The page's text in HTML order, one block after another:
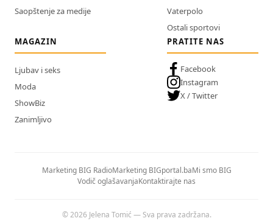
Saopštenje za medije
Vaterpolo
Ostali sportovi
MAGAZIN
Ljubav i seks
Moda
ShowBiz
Zanimljivo
PRATITE NAS
Facebook
Instagram
X / Twitter
Marketing BIG RadioMarketing BIGportal.baMi smo BIG
Vodič oglašavanjaKontaktirajte nas
© 2026 Jelena Tomić — Sva prava zadržana.